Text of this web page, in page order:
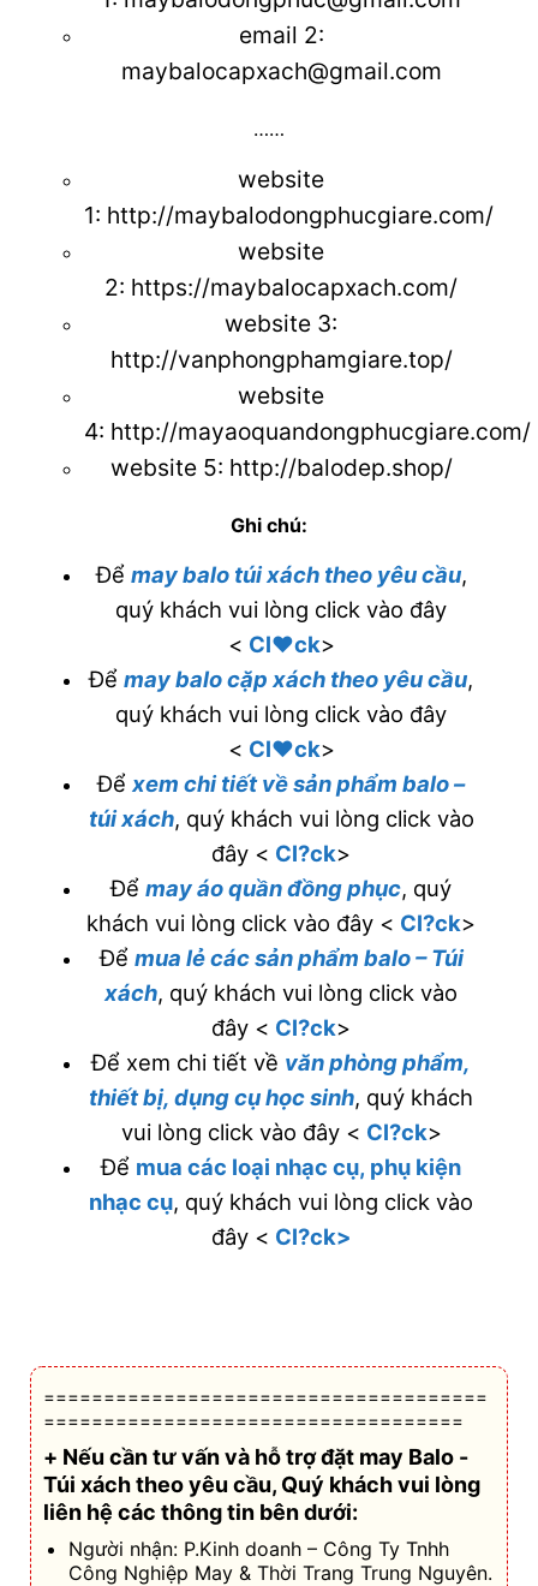
email 2:
maybalocapxach@gmail.com
……
website
1: http://maybalodongphucgiare.com/
website
2: https://maybalocapxach.com/
website 3:
http://vanphongphamgiare.top/
website
4: http://mayaoquandongphucgiare.com/
website 5: http://balodep.shop/
Ghi chú:
Để may balo túi xách theo yêu cầu,
quý khách vui lòng click vào đây
< Cl♥ck>
Đểmay balo cặp xách theo yêu cầu,
quý khách vui lòng click vào đây
< Cl♥ck>
Đểxem chi tiết về sản phẩm balo –
túi xách, quý khách vui lòng click vào
đây < Cl?ck>
Đểmay áo quần đồng phục, quý
khách vui lòng click vào đây < Cl?ck>
Để mua lẻ các sản phẩm balo – Túi
xách, quý khách vui lòng click vào
đây < Cl?ck>
Để xem chi tiết về văn phòng phẩm,
thiết bị, dụng cụ học sinh, quý khách
vui lòng click vào đây < Cl?ck>
Để mua các loại nhạc cụ, phụ kiện
nhạc cụ, quý khách vui lòng click vào
đây < Cl?ck>
=====================================
===================================
+ Nếu cần tư vấn và hỗ trợđặt may Balo -
Túi xách theo yêu cầu, Quý khách vui lòng
liên hệ các thông tin bên dưới:
Người nhận: P.Kinh doanh – Công Ty Tnhh
Công Nghiệp May & Thời Trang Trung Nguyên.